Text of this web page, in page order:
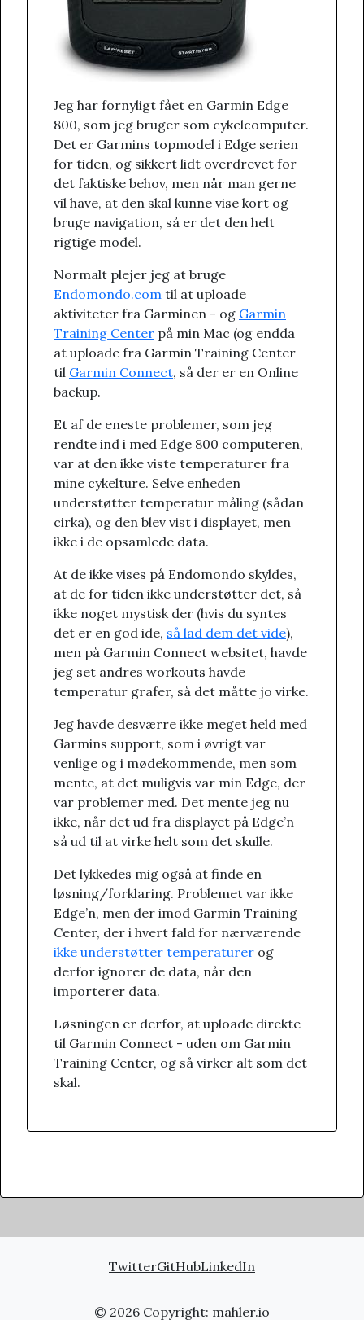
Jeg har fornyligt fået en Garmin Edge
800, som jeg bruger som cykelcomputer.
Det er Garmins topmodel i Edge serien
for tiden, og sikkert lidt overdrevet for
det faktiske behov, men når man gerne
vil have, at den skal kunne vise kort og
bruge navigation, så er det den helt
rigtige model.
Normalt plejer jeg at bruge
Endomondo.com til at uploade
aktiviteter fra Garminen - og Garmin
Training Center på min Mac (og endda
at uploade fra Garmin Training Center
til Garmin Connect, så der er en Online
backup.
Et af de eneste problemer, som jeg
rendte ind i med Edge 800 computeren,
var at den ikke viste temperaturer fra
mine cykelture. Selve enheden
understøtter temperatur måling (sådan
cirka), og den blev vist i displayet, men
ikke i de opsamlede data.
At de ikke vises på Endomondo skyldes,
at de for tiden ikke understøtter det, så
ikke noget mystisk der (hvis du syntes
det er en god ide, så lad dem det vide),
men på Garmin Connect websitet, havde
jeg set andres workouts havde
temperatur grafer, så det måtte jo virke.
Jeg havde desværre ikke meget held med
Garmins support, som i øvrigt var
venlige og i mødekommende, men som
mente, at det muligvis var min Edge, der
var problemer med. Det mente jeg nu
ikke, når det ud fra displayet på Edge’n
så ud til at virke helt som det skulle.
Det lykkedes mig også at finde en
løsning/forklaring. Problemet var ikke
Edge’n, men der imod Garmin Training
Center, der i hvert fald for nærværende
ikke understøtter temperaturer og
derfor ignorer de data, når den
importerer data.
Løsningen er derfor, at uploade direkte
til Garmin Connect - uden om Garmin
Training Center, og så virker alt som det
skal.
TwitterGitHubLinkedIn
© 2026 Copyright: mahler.io